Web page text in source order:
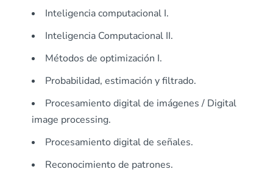
Inteligencia computacional I.
Inteligencia Computacional II.
Métodos de optimización I.
Probabilidad, estimación y filtrado.
Procesamiento digital de imágenes / Digital
image processing.
Procesamiento digital de señales.
Reconocimiento de patrones.